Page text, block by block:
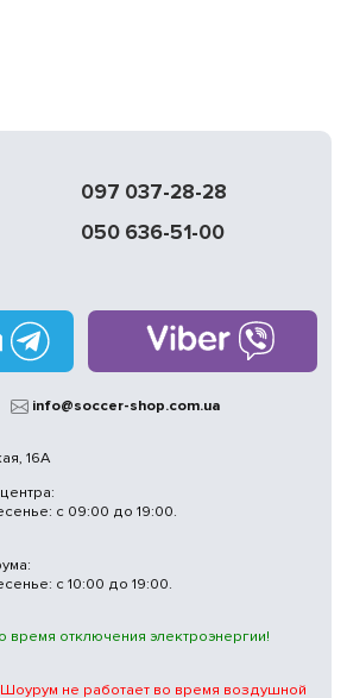
097 037-28-28
050 636-51-00
info@soccer-shop.com.ua
16А
с 09:00 до 19:00.
с 10:00 до 19:00.
время отключения электроэнергии!
не работает во время воздушной